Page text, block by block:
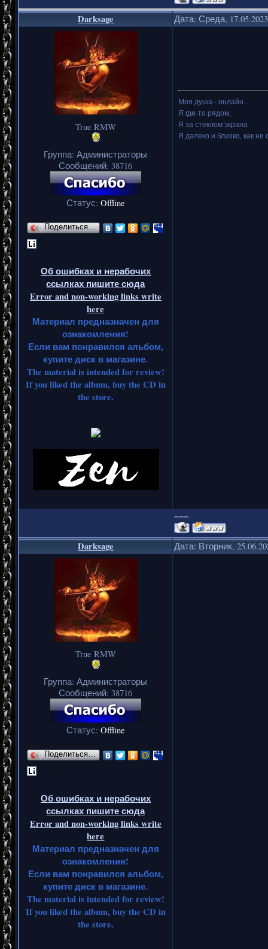
Darksage Дата: Среда,
True RMW
Группа: Администраторы
Сообщений: 38716
Статус: Offline
Поделиться…
Об ошибках и нерабочих
ссылках пишите сюда
Error and non-working links write
here
Материал предназначен для
ознакомления!
Если вам понравился альбом,
купите диск в магазине.
The material is intended for review!
If you liked the album, buy the CD in
the store.
Моя душа - онлайн..
Я где-то рядом,
Я за стеклом экрана
Я далеко и близко, как ни
===
Darksage Дата: Вторник,
True RMW
Группа: Администраторы
Сообщений: 38716
Статус: Offline
Поделиться…
Об ошибках и нерабочих
ссылках пишите сюда
Error and non-working links write
here
Материал предназначен для
ознакомления!
Если вам понравился альбом,
купите диск в магазине.
The material is intended for review!
If you liked the album, buy the CD in
the store.